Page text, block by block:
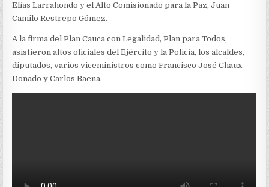
Elías Larrahondo y el Alto Comisionado para la Paz, Juan
Camilo Restrepo Gómez.
A la firma del Plan Cauca con Legalidad, Plan para Todos,
asistieron altos oficiales del Ejército y la Policía, los alcaldes,
diputados, varios viceministros como Francisco José Chaux
Donado y Carlos Baena.